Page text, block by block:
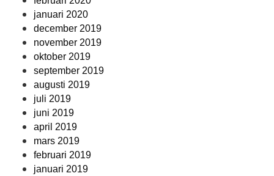
januari 2020
december 2019
november 2019
oktober 2019
september 2019
augusti 2019
juli 2019
juni 2019
april 2019
mars 2019
februari 2019
januari 2019